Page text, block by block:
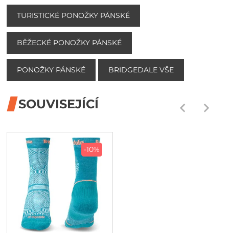
TURISTICKÉ PONOŽKY PÁNSKÉ
BĚŽECKÉ PONOŽKY PÁNSKÉ
PONOŽKY PÁNSKÉ BRIDGEDALE VŠE
SOUVISEJÍCÍ
-10%